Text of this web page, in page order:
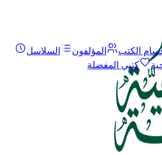
الكتب المؤلفون
السلاسل
كتبي المفضلة